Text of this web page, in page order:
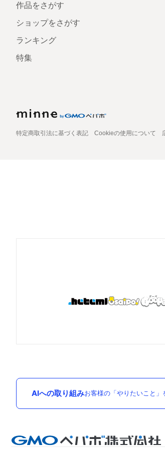
作品をさがす
ショップをさがす
ランキング
特集
特定商取引法に基づく表記 Cookieの使用について
AIへの取り組みお客様の「やりたいこと」